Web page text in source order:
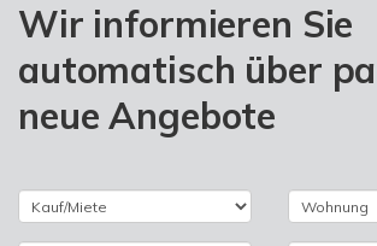
Wir informieren Sie
automatisch über
neue Angebote